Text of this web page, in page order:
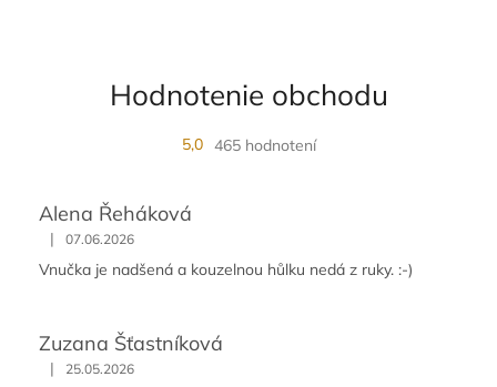
Hodnotenie obchodu
5,0 465 hodnotení
Alena Řeháková
| 07.06.2026
Vnučka je nadšená a kouzelnou hůlku nedá z ruky. :-)
Zuzana Šťastníková
| 25.05.2026